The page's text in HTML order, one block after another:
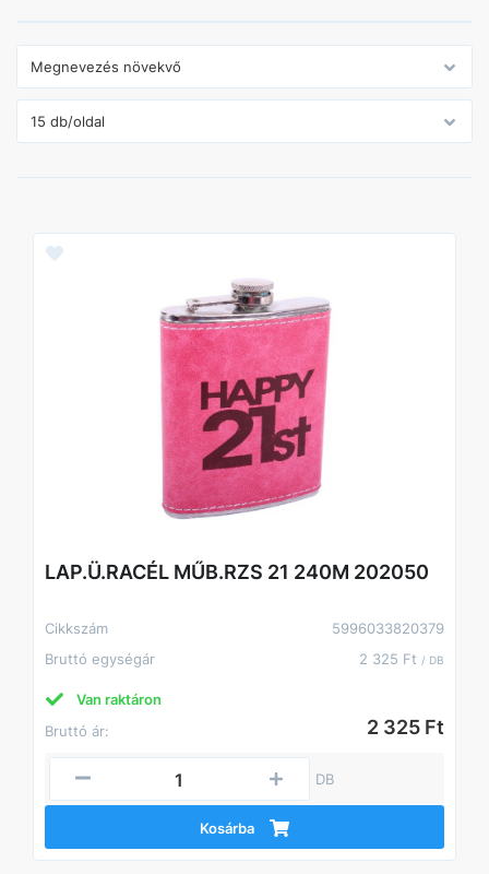
LAP.Ü.RACÉL MŰB.RZS 21 240M 202050
Cikkszám
5996033820379
Bruttó egységár
2 325 Ft / DB
Van raktáron
Bruttó ár:
2 325 Ft
DB
Kosárba